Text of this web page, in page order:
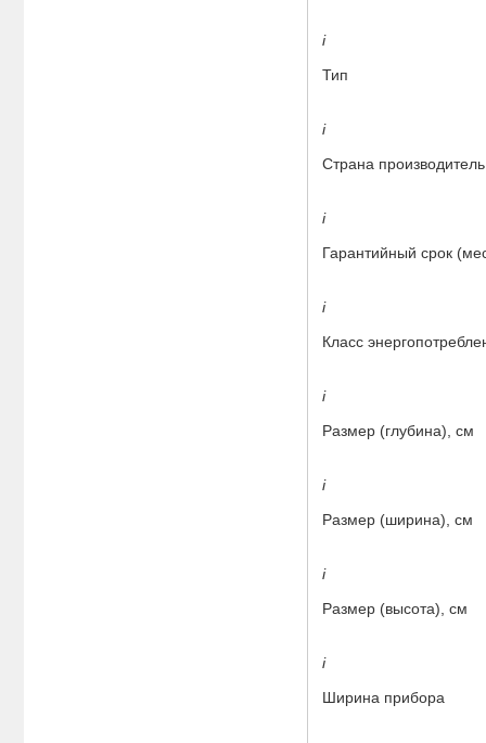
i
Тип
i
Страна производитель
i
Гарантийный срок
i
Класс
i
Размер (глубина), см
i
Размер (ширина), см
i
Размер (высота), см
i
Ширина прибора